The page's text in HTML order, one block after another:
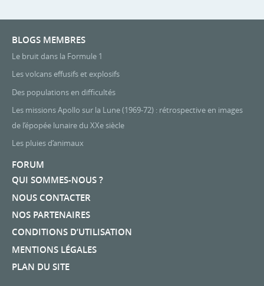
BLOGS MEMBRES
Le bruit dans la Formule 1
Les volcans effusifs et explosifs
Des populations en difficultés
Les missions Apollo sur la Lune (1969-72) : rétrospective en images
de l’épopée lunaire du XXe siècle
Les pluies d’animaux
FORUM
QUI SOMMES-NOUS ?
NOUS CONTACTER
NOS PARTENAIRES
CONDITIONS D’UTILISATION
MENTIONS LÉGALES
PLAN DU SITE